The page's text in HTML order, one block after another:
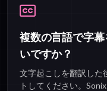
複数の言語で字
いですか？
文字起こしを翻訳した
トしてください。